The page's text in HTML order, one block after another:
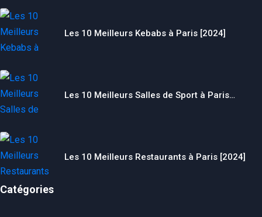
Les 10 Meilleurs Kebabs à Paris [2024]
Les 10 Meilleurs Salles de Sport à Paris…
Les 10 Meilleurs Restaurants à Paris [2024]
Catégories